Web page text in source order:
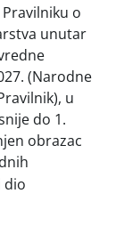
o
unutar
(Narodne
u
do 1.
obrazac
dio